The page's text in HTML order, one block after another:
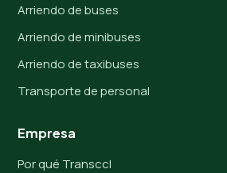
Arriendo de buses
Arriendo de minibuses
Arriendo de taxibuses
Transporte de personal
Empresa
Por qué Transccl